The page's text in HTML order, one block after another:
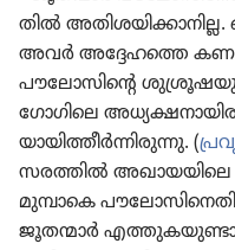
തിൽ
അവർ അദ്ദേഹത്തെ
പൗലോ​സി​ന്റെ
ഗോ​ഗി​ലെ
യാ​യി​ത്തീർന്നി​രു​ന്നു. (
സ​ര​ത്തിൽ അഖായ​യി​ലെ
മുമ്പാകെ
ജൂതന്മാർ